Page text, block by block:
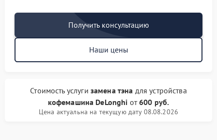
Получить консультацию
Наши цены
Стоимость услуги замена тэна для устройства
кофемашина DeLonghi от600 руб.
Цена актуальна на текущую дату 08.08.2026